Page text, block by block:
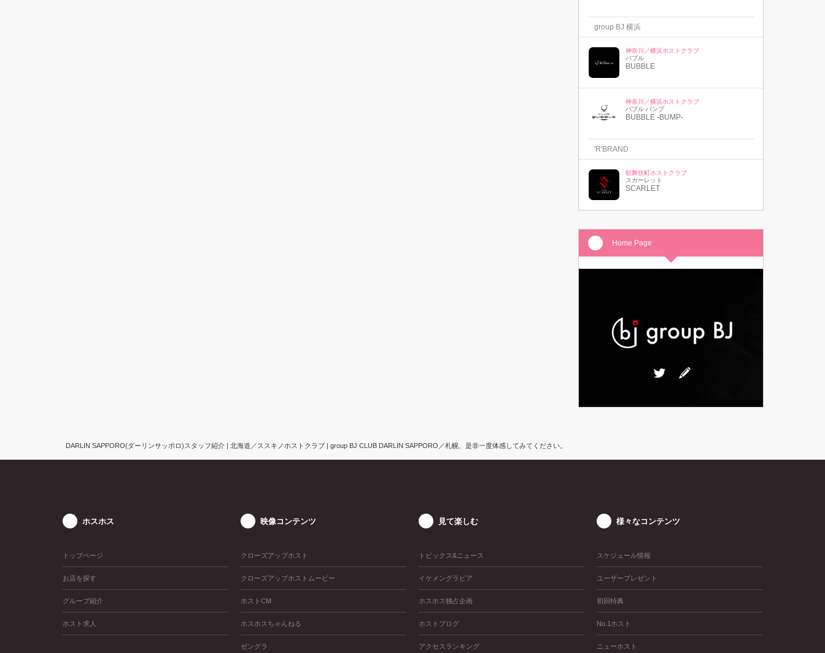
group BJ 横浜
神奈川／横浜ホストクラブ
バブル
BUBBLE
神奈川／横浜ホストクラブ
バブル バンプ
BUBBLE -BUMP-
'R'BRAND
歌舞伎町ホストクラブ
スカーレット
SCARLET
Home Page
DARLIN SAPPORO(ダーリンサッポロ)スタッフ紹介 | 北海道／ススキノホストクラブ | group BJ CLUB DARLIN SAPPORO／札幌、是非一度体感してみてください。
ホスホス
トップページ
お店を探す
グループ紹介
ホスト求人
映像コンテンツ
クローズアップホスト
クローズアップホストムービー
ホストCM
ホスホスちゃんねる
ゼングラ
見て楽しむ
トピックス&ニュース
イケメングラビア
ホスホス独占企画
ホストブログ
アクセスランキング
様々なコンテンツ
スケジュール情報
ユーザープレゼント
初回特典
No.1ホスト
ニューホスト